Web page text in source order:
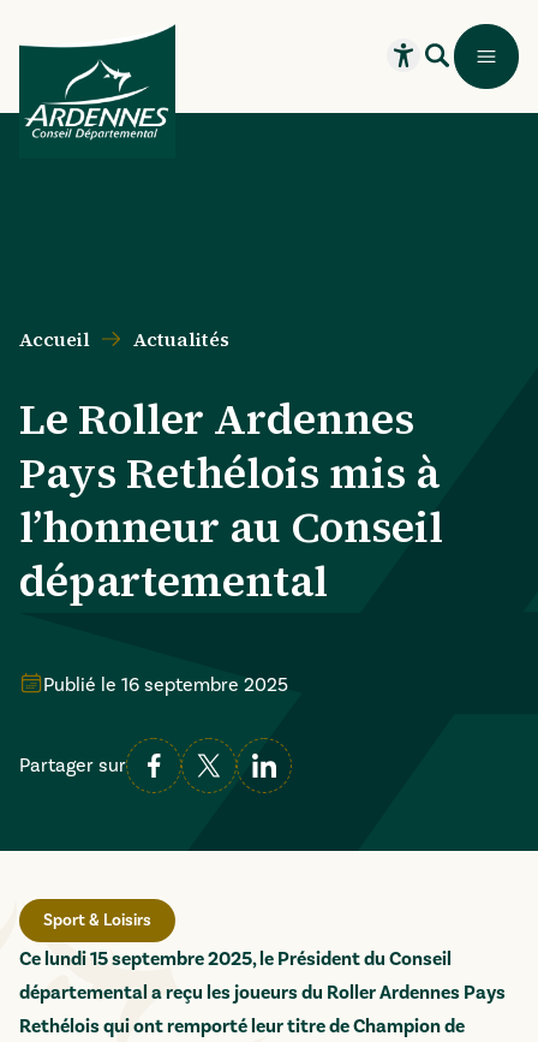
Recherche
Ouvrir leMenu
Accueil Actualités
Le Roller Ardennes
Pays Rethélois mis à
l’honneur au Conseil
départemental
Publié le 16 septembre 2025
Partager sur
Sport & Loisirs
Ce lundi 15 septembre 2025, le Président du Conseil
départemental a reçu les joueurs du Roller Ardennes Pays
Rethélois qui ont remporté leur titre de Champion de